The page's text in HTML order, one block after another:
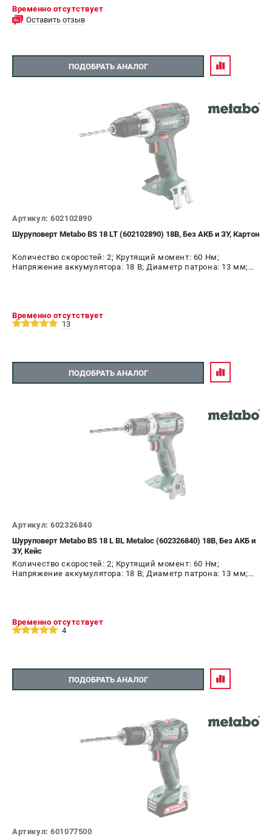
Временно отсутствует
Оставить отзыв
ПОДОБРАТЬ АНАЛОГ
Артикул: 602102890
Шуруповерт Metabo BS 18 LT (602102890) 18В, Без АКБ и ЗУ, Картон
Количество скоростей: 2; Крутящий момент: 60 Нм;
Напряжение аккумулятора: 18 В; Диаметр патрона: 13 мм;
Временно отсутствует
13
ПОДОБРАТЬ АНАЛОГ
Артикул: 602326840
Шуруповерт Metabo BS 18 L BL Metaloc (602326840) 18В, Без АКБ и
ЗУ, Кейс
Количество скоростей: 2; Крутящий момент: 60 Нм;
Напряжение аккумулятора: 18 В; Диаметр патрона: 13 мм;
Временно отсутствует
4
ПОДОБРАТЬ АНАЛОГ
Артикул: 601077500